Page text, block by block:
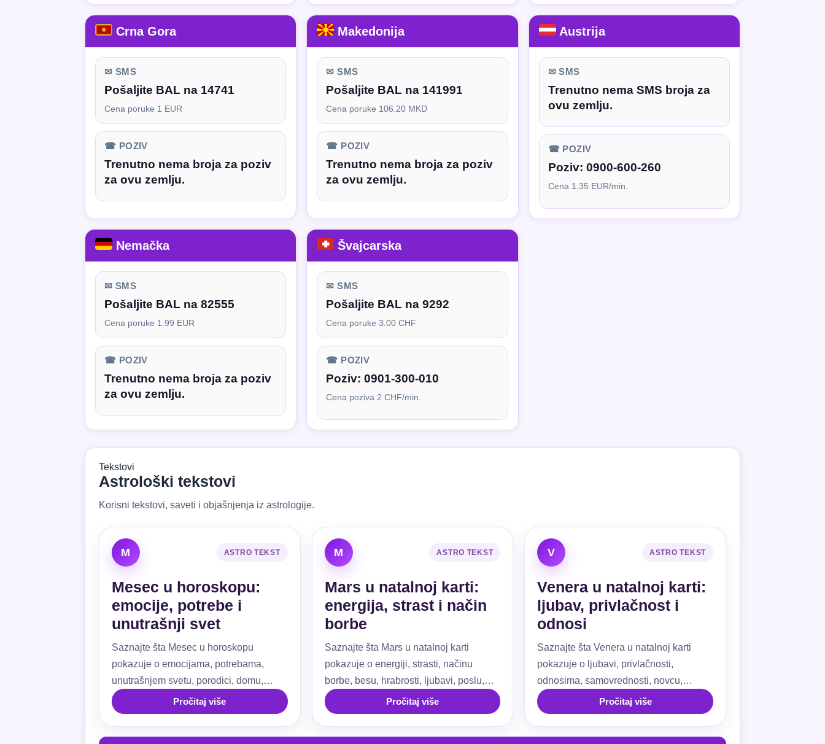
Crna Gora
✉ SMS
Pošaljite BAL na 14741
Cena poruke 1 EUR
☎ POZIV
Trenutno nema broja za poziv
za ovu zemlju.
Makedonija
✉ SMS
Pošaljite BAL na 141991
Cena poruke 106.20 MKD
☎ POZIV
Trenutno nema broja za poziv
za ovu zemlju.
Austrija
✉ SMS
Trenutno nema SMS broja za
ovu zemlju.
☎ POZIV
Poziv: 0900-600-260
Cena 1.35 EUR/min.
Nemačka
✉ SMS
Pošaljite BAL na 82555
Cena poruke 1.99 EUR
☎ POZIV
Trenutno nema broja za poziv
za ovu zemlju.
Švajcarska
✉ SMS
Pošaljite BAL na 9292
Cena poruke 3.00 CHF
☎ POZIV
Poziv:0901-300-010
Cena poziva 2 CHF/min.
Tekstovi
Astrološki tekstovi
Korisni tekstovi, saveti i objašnjenja iz astrologije.
M ASTRO TEKST
Mesec u horoskopu:
emocije, potrebe i
unutrašnji svet
Saznajte šta Mesec u horoskopu
pokazuje o emocijama, potrebama,
unutrašnjem svetu, porodici, domu,
ljubavi, navikama i emotivnoj sigurnosti.
Pročitaj više
M ASTRO TEKST
Mars u natalnoj karti:
energija, strast i način
borbe
Saznajte šta Mars u natalnoj karti
pokazuje o energiji, strasti, načinu
borbe, besu, hrabrosti, ljubavi, poslu,
granicama i akciji.Pročitaj više
V ASTRO TEKST
Venera u natalnoj karti:
ljubav, privlačnost i
odnosi
Saznajte šta Venera u natalnoj karti
pokazuje o ljubavi, privlačnosti,
odnosima, samovrednosti, novcu,
uživanju, kućama i aspektima.
Pročitaj više